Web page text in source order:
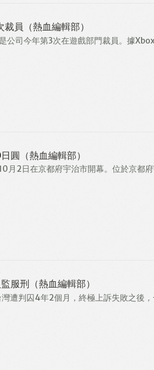
員（熱血編輯部）
公司今年第3次在遊戲部門裁員。據
（熱血編輯部）
月2日在京都府宇治市開幕。位於京都
刑（熱血編輯部）
遭判囚4年2個月，終極上訴失敗之後